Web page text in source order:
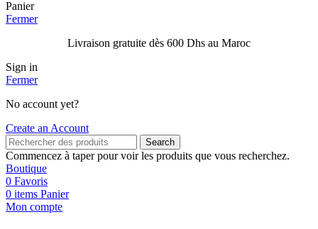
Panier
Fermer
Livraison gratuite dès 600 Dhs au Maroc
Sign in
Fermer
No account yet?
Create an Account
Search
Commencez à taper pour voir les produits que vous recherchez.
Boutique
0 Favoris
0 items Panier
Mon compte